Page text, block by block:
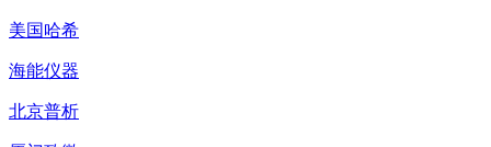
美国哈希
海能仪器
北京普析